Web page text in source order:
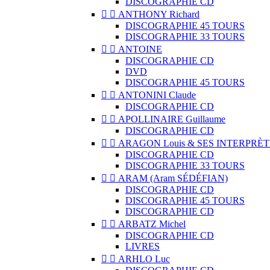
  ANTHONY Richard
DISCOGRAPHIE 45 TOURS
DISCOGRAPHIE 33 TOURS
  ANTOINE
DISCOGRAPHIE CD
DVD
DISCOGRAPHIE 45 TOURS
  ANTONINI Claude
DISCOGRAPHIE CD
  APOLLINAIRE Guillaume
DISCOGRAPHIE CD
  ARAGON Louis & SES
DISCOGRAPHIE CD
DISCOGRAPHIE 33 TOURS
  ARAM (Aram SÉDÉFIAN)
DISCOGRAPHIE CD
DISCOGRAPHIE 45 TOURS
DISCOGRAPHIE CD
  ARBATZ Michel
DISCOGRAPHIE CD
LIVRES
  ARHLO Luc